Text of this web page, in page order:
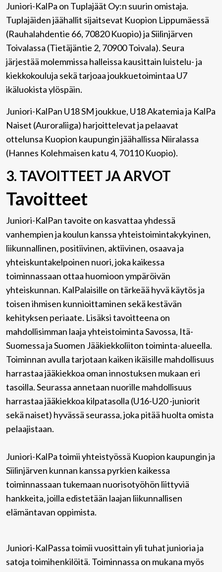
Juniori-KalPa on Tuplajäät Oy:n suurin omistaja.
Tuplajäiden jäähallit sijaitsevat Kuopion Lippumäessä
(Rauhalahdentie 66, 70820 Kuopio) ja Siilinjärven
Toivalassa (Tietäjäntie 2, 70900 Toivala). Seura
järjestää molemmissa halleissa kausittain luistelu- ja
kiekkokouluja sekä tarjoaa joukkuetoimintaa U7
ikäluokista ylöspäin.
Juniori-KalPan U18 SM joukkue, U18 Akatemia ja KalPa
Naiset (Auroraliiga) harjoittelevat ja pelaavat
ottelunsa Kuopion kaupungin jäähallissa Niiralassa
(Hannes Kolehmaisen katu 4, 70110 Kuopio).
3. TAVOITTEET JA ARVOT
Tavoitteet
Juniori-KalPan tavoite on kasvattaa yhdessä
vanhempien ja koulun kanssa yhteistoimintakykyinen,
liikunnallinen, positiivinen, aktiivinen, osaava ja
yhteiskuntakelpoinen nuori, joka kaikessa
toiminnassaan ottaa huomioon ympäröivän
yhteiskunnan. KalPalaisille on tärkeää hyvä käytös ja
toisen ihmisen kunnioittaminen sekä kestävän
kehityksen periaate. Lisäksi tavoitteena on
mahdollisimman laaja yhteistoiminta Savossa, Itä-
Suomessa ja Suomen Jääkiekkoliiton toiminta-alueella.
Toiminnan avulla tarjotaan kaiken ikäisille mahdollisuus
harrastaa jääkiekkoa oman innostuksen mukaan eri
tasoilla. Seurassa annetaan nuorille mahdollisuus
harrastaa jääkiekkoa kilpatasolla (U16-U20 -juniorit
sekä naiset) hyvässä seurassa, joka pitää huolta omista
pelaajistaan.
Juniori-KalPa toimii yhteistyössä Kuopion kaupungin ja
Siilinjärven kunnan kanssa pyrkien kaikessa
toiminnassaan tukemaan nuorisotyöhön liittyviä
hankkeita, joilla edistetään laajan liikunnallisen
elämäntavan oppimista.
Juniori-KalPassa toimii vuosittain yli tuhat junioria ja
satoja toimihenkilöitä. Toiminnassa on mukana myös